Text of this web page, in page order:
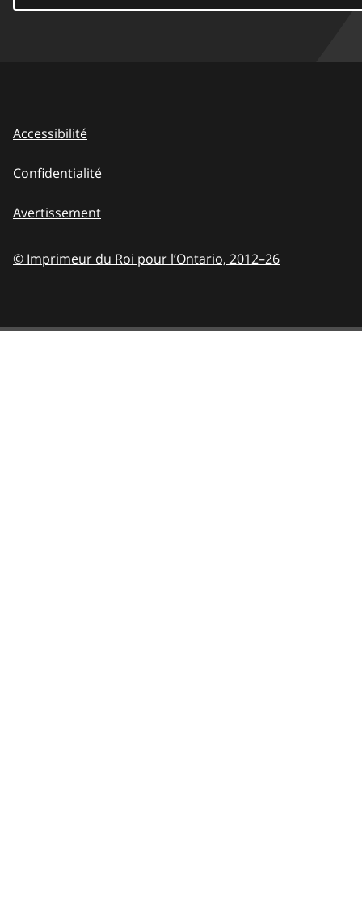
Accessibilité
Confidentialité
Avertissement
© Imprimeur du Roi pour l’Ontario, 2012–26